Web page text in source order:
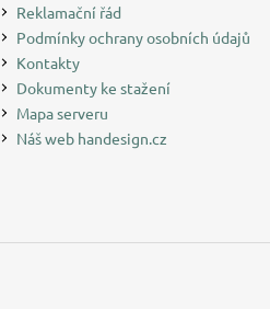
Reklamační řád
Podmínky ochrany osobních údajů
Kontakty
Dokumenty ke stažení
Mapa serveru
Náš web handesign.cz